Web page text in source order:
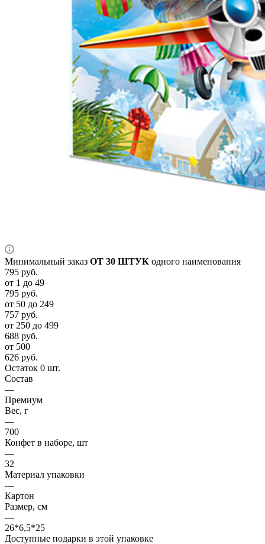
Минимальный заказ ОТ 30 ШТУК одного наименования
795 руб.
от 1 до 49
795 руб.
от 50 до 249
757 руб.
от 250 до 499
688 руб.
от 500
626 руб.
Остаток 0 шт.
Состав
—
Премиум
Вес, г
—
700
Конфет в наборе, шт
—
32
Материал упаковки
—
Картон
Размер, см
—
26*6,5*25
Доступные подарки в этой упаковке